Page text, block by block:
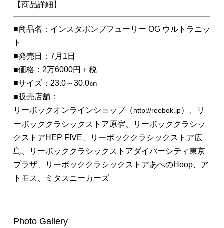
【商品詳細】
■商品名：インスタポンプフューリー OG ウルトラニッ
ト
■発売日：7月1日
■価格：2万6000円＋税
■サイズ：23.0～30.0㎝
■販売店舗：
リーボックオンラインショップ（http://reebok.jp）、リ
ーボッククラシックストア原宿、リーボッククラシッ
クストアHEP FIVE、リーボッククラシックストア広
島、リーボッククラシックストアダイバーシティ東京
プラザ、リーボッククラシックストアあべのHoop、ア
トモス、ミタスニーカーズ
Photo Gallery